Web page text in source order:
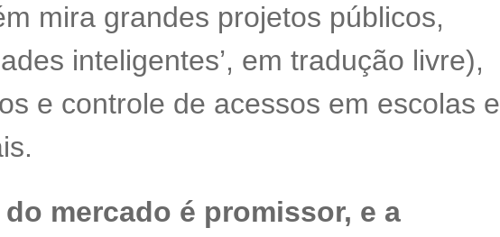
mira grandes projetos públicos,
inteligentes’, em tradução livre),
e controle de acessos em escolas e
mercado é promissor, e a